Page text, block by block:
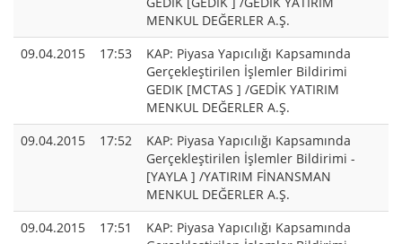
MENKUL DEĞERLER A.Ş.
09.04.2015
17:53
KAP: Piyasa Yapıcılığı Kapsamında
Gerçekleştirilen İşlemler Bildirimi
GEDIK [MCTAS ] /GEDİK YATIRIM
MENKUL DEĞERLER A.Ş.
09.04.2015
17:52
KAP: Piyasa Yapıcılığı Kapsamında
Gerçekleştirilen İşlemler Bildirimi -
[YAYLA ] /YATIRIM FİNANSMAN
MENKUL DEĞERLER A.Ş.
09.04.2015
17:51
KAP: Piyasa Yapıcılığı Kapsamında